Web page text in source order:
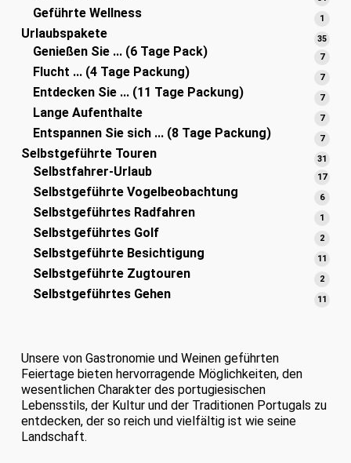
Geführte Wellness 1
Urlaubspakete 3535
Genießen Sie ... (6 Tage Pack) 77
Flucht ... (4 Tage Packung) 77
Entdecken Sie ... (11 Tage Packung) 77
Lange Aufenthalte 77
Entspannen Sie sich ... (8 Tage Packung) 77
Selbstgeführte Touren 31
Selbstfahrer-Urlaub 1717
Selbstgeführte Vogelbeobachtung 66
Selbstgeführtes Radfahren 1
Selbstgeführtes Golf 22
Selbstgeführte Besichtigung 11
Selbstgeführte Zugtouren 22
Selbstgeführtes Gehen 11
Unsere von Gastronomie und Weinen geführten
Feiertage bieten hervorragende Möglichkeiten, den
wesentlichen Charakter des portugiesischen
Lebensstils, der Kultur und der Traditionen Portugals zu
entdecken, der so reich und vielfältig ist wie seine
Landschaft.